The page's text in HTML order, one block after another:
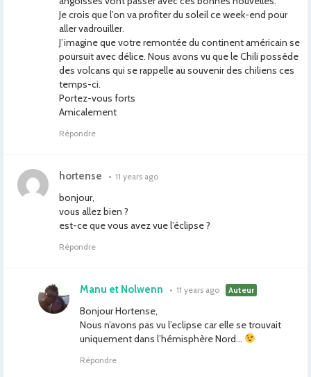
Je crois que l’on va profiter du soleil ce week-end pour
aller vadrouiller.
J’imagine que votre remontée du continent américain se
poursuit avec délice. Nous avons vu que le Chili possède
des volcans qui se rappelle au souvenir des chiliens ces
temps-ci.
Portez-vous forts
Amicalement
Répondre
hortense • 11 years ago
bonjour,
vous allez bien ?
est-ce que vous avez vue l’éclipse ?
Répondre
Manu et Nolwenn • 11 years ago Auteur
Bonjour Hortense,
Nous n’avons pas vu l’eclipse car elle se trouvait
uniquement dans l’hémisphère Nord…
Répondre